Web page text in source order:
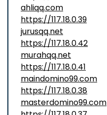
ahliqq.com
https://117.18.0.39
jurusqq.net
https://117.18.0.42
murahqq.net
https://117.18.0.41
maindomino99.com
https://117.18.0.38
masterdomino99.com